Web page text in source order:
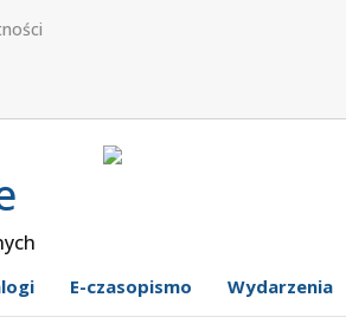
E-czasopismo Wydarzenia